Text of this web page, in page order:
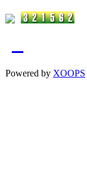
Powered by XOOPS